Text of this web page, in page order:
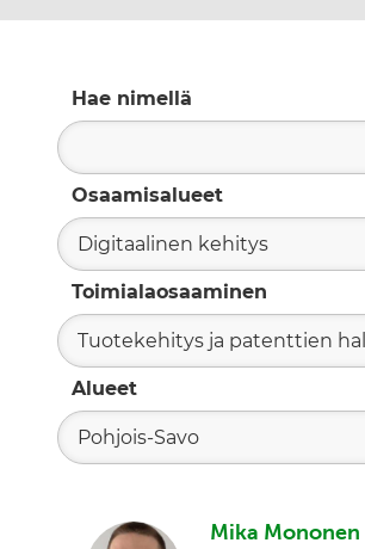
Hae nimellä
Osaamisalueet
Digitaalinen kehitys
Toimialaosaaminen
Tuotekehitys ja patenttien
Alueet
Pohjois-Savo
Mika Mononen